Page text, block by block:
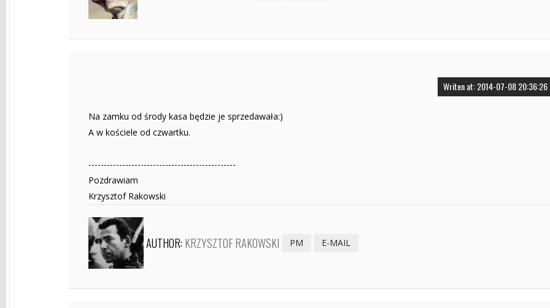
Writen at: 2014-07-08 20:36:26
Na zamku od środy kasa będzie je sprzedawała:)
A w kościele od czwartku.
------------------------------------------------
Pozdrawiam
Krzysztof Rakowski
AUTHOR: KRZYSZTOF RAKOWSKI PM E-MAIL